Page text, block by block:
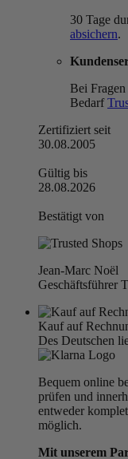
30 Tage
absichern.
Bei
Bedarf
Zertifiziert seit
30.08.2005
Gültig bis
28.08.2026
Bestätigt von
Jean-Marc Noël
Geschäftsführer
Kauf auf
Des Deutschen
Bequem online
prüfen und
entweder
möglich.
Mit unserem